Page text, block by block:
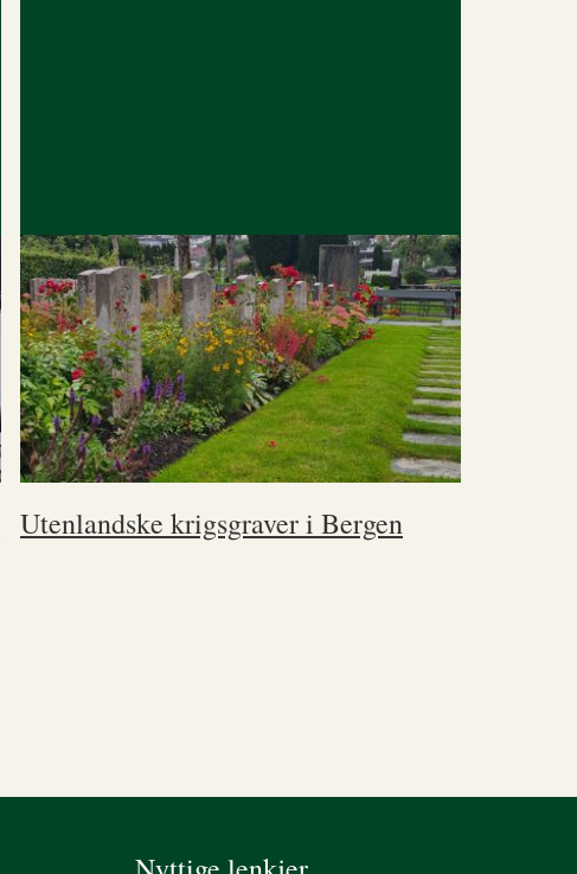
Utenlandske krigsgraver i Bergen